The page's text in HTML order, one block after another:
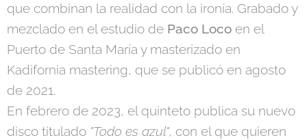
que combinan la realidad con la ironía. Grabado y
mezclado en el estudio de Paco Loco en el
Puerto de Santa María y masterizado en
Kadifornia mastering, que se publicó en agosto
de 2021.
En febrero de 2023, el quinteto publica su nuevo
disco titulado "Todo es azul", con el que quieren